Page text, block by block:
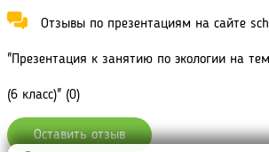
Отзывы по презентациям на сайте
"Презентация к занятию по экологии на
(6 класс)" (0)
Оставить отзыв